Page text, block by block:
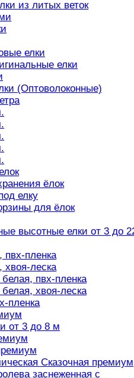
из литых веток
елки
елки
(Оптоволоконные)
ёлок
елку
для ёлок
высотные елки от 3 до
пвх-пленка
хвоя-леска
пвх-пленка
хвоя-леска
пленка
от 3 до 8 м
Сказочная премиум
заснеженная с